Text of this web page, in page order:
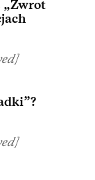
„Zwrot